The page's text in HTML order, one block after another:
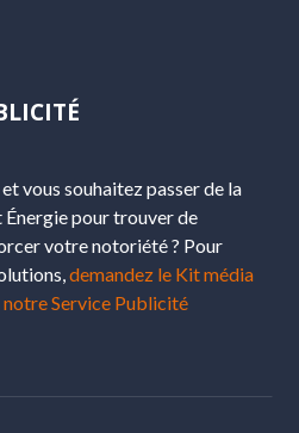
vous souhaitez passer de la
pour trouver de
votre notoriété ? Pour
demandez le Kit média
Service Publicité